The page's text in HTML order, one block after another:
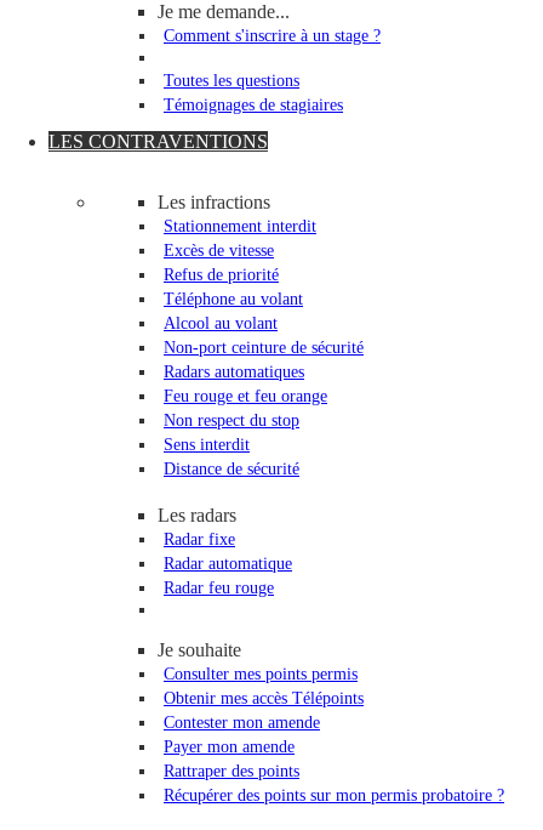
Je me demande...
Comment s'inscrire à un stage ?
Toutes les questions
Témoignages de stagiaires
LES CONTRAVENTIONS
Les infractions
Stationnement interdit
Excès de vitesse
Refus de priorité
Téléphone au volant
Alcool au volant
Non-port ceinture de sécurité
Radars automatiques
Feu rouge et feu orange
Non respect du stop
Sens interdit
Distance de sécurité
Les radars
Radar fixe
Radar automatique
Radar feu rouge
Je souhaite
Consulter mes points permis
Obtenir mes accès Télépoints
Contester mon amende
Payer mon amende
Rattraper des points
Récupérer des points sur mon permis probatoire ?